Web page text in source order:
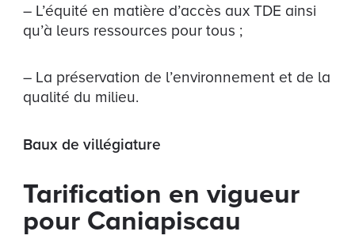
– L’équité en matière d’accès aux TDE ainsi
qu’à leurs ressources pour tous ;
– La préservation de l’environnement et de la
qualité du milieu.
Baux de villégiature
Tarification en vigueur
pour Caniapiscau